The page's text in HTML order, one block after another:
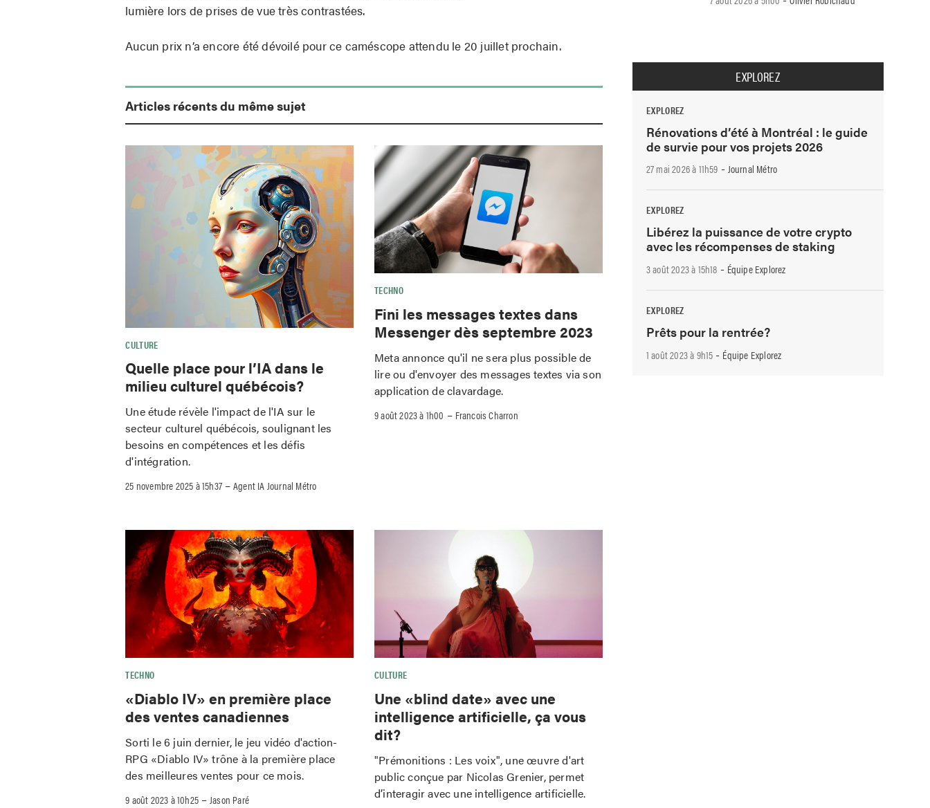
lumière lors de prises de vue très contrastées.
Aucun prix n’a encore été dévoilé pour ce caméscope attendu le 20 juillet prochain.
Articles récents du même sujet
CULTURE
Quelle place pour l’IA dans le
milieu culturel québécois?
Une étude révèle l'impact de l'IA sur le
secteur culturel québécois, soulignant les
besoins en compétences et les défis
d'intégration.
25 novembre 2025 à 15h37 –Agent IA Journal Métro
TECHNO
Fini les messages textes dans
Messenger dès septembre 2023
Meta annonce qu'il ne sera plus possible de
lire ou d'envoyer des messages textes via son
application de clavardage.
9 août 2023 à 1h00 – Francois Charron
TECHNO
«Diablo IV» en première place
des ventes canadiennes
Sorti le 6 juin dernier, le jeu vidéo d'action-
RPG «Diablo IV» trône à la première place
des meilleures ventes pour ce mois.
9 août 2023 à 10h25 –Jason Paré
CULTURE
Une «blind date» avec une
intelligence artificielle, ça vous
dit?
"Prémonitions : Les voix", une œuvre d'art
public conçue par Nicolas Grenier, permet
d’interagir avec une intelligence artificielle.
EXPLOREZ
EXPLOREZ
Rénovations d’été à Montréal : le guide
de survie pour vos projets 2026
27 mai 2026 à 11h59 -Journal Métro
EXPLOREZ
Libérez la puissance de votre crypto
avec les récompenses de staking
3 août 2023 à 15h18 - Équipe Explorez
EXPLOREZ
Prêts pour la rentrée?
1 août 2023 à 9h15 - Équipe Explorez